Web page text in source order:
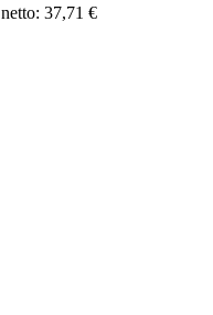
netto: 37,71 €